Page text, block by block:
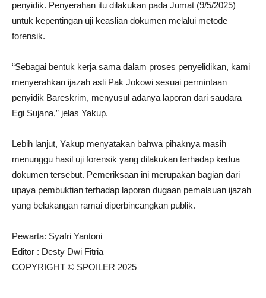
penyidik. Penyerahan itu dilakukan pada Jumat (9/5/2025)
untuk kepentingan uji keaslian dokumen melalui metode
forensik.
“Sebagai bentuk kerja sama dalam proses penyelidikan, kami
menyerahkan ijazah asli Pak Jokowi sesuai permintaan
penyidik Bareskrim, menyusul adanya laporan dari saudara
Egi Sujana,” jelas Yakup.
Lebih lanjut, Yakup menyatakan bahwa pihaknya masih
menunggu hasil uji forensik yang dilakukan terhadap kedua
dokumen tersebut. Pemeriksaan ini merupakan bagian dari
upaya pembuktian terhadap laporan dugaan pemalsuan ijazah
yang belakangan ramai diperbincangkan publik.
Pewarta: Syafri Yantoni
Editor : Desty Dwi Fitria
COPYRIGHT © SPOILER 2025